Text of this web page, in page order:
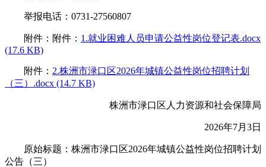
举报电话：0731-27560807
附件：附件： 1.就业困难人员申请公益性岗位登记表.docx
(17.6 KB)
附件： 2.株洲市渌口区2026年城镇公益性岗位招聘计划
（三）.docx (14.7 KB)
株洲市渌口区人力资源和社会保障局
2026年7月3日
原始标题：株洲市渌口区2026年城镇公益性岗位招聘计划
公告（三）